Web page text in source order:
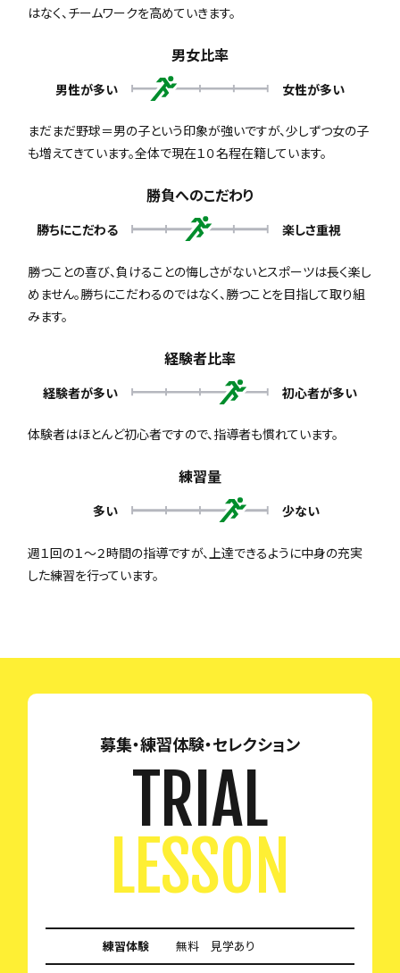
はなく、チームワークを高めていきます。
男女比率
男性が多い 女性が多い
まだまだ野球＝男の子という印象が強いですが、少しずつ女の子
も増えてきています。全体で現在１０名程在籍しています。
勝負へのこだわり
勝ちにこだわる 楽しさ重視
勝つことの喜び、負けることの悔しさがないとスポーツは長く楽し
めません。勝ちにこだわるのではなく、勝つことを目指して取り組
みます。
経験者比率
経験者が多い 初心者が多い
体験者はほとんど初心者ですので、指導者も慣れています。
練習量
多い 少ない
週１回の１～２時間の指導ですが、上達できるように中身の充実
した練習を行っています。
募集・練習体験・セレクション
TRIAL
LESSON
練習体験 無料 見学あり